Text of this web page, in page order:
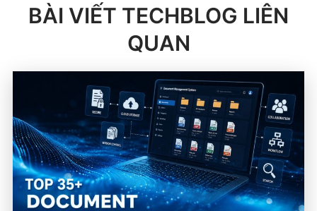
BÀI VIẾT TECHBLOG LIÊN
QUAN